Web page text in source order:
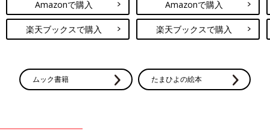
Amazonで購入
楽天ブックスで購入
Amazonで購入
楽天ブックスで購入
ムック書籍 たまひよの絵本